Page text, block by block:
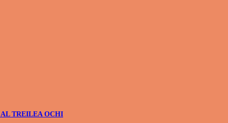
TREILEA OCHI